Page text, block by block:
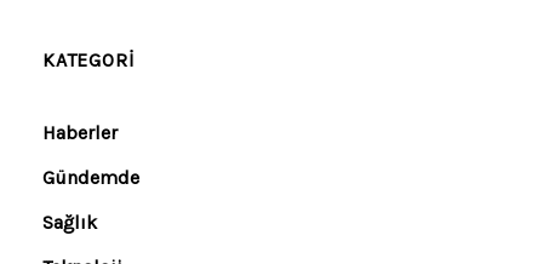
KATEGORI
Haberler
Gündemde
Sağlık